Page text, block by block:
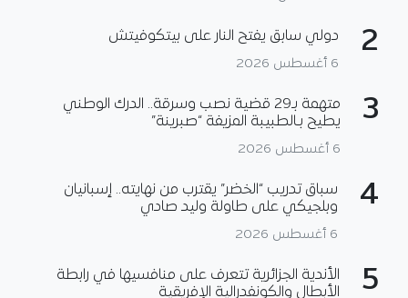
2 دولي سابق يفتح النار على بيتكوفيتش
6 أغسطس 2026
3
متهمة بـ29 قضية نصب وسرقة.. الدرك الوطني
يطيح بـالطبيبة المزيفة “صبرينة”
6 أغسطس 2026
4
سباق تدريب “الخضر” يقترب من نهايته.. إسبانيان
وبلجيكي على طاولة وليد صادي
6 أغسطس 2026
5
الأندية الجزائرية تتعرف على منافسيها في رابطة
الأبطال والكونفدرالية الإفريقية